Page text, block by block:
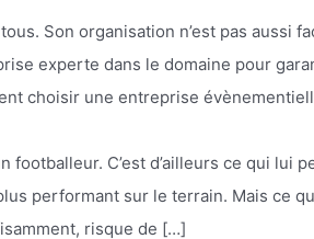
Son organisation n’est pas aussi
experte dans le domaine pour
choisir une entreprise
footballeur. C’est d’ailleurs ce qui lui
performant sur le terrain. Mais ce
risque de […]